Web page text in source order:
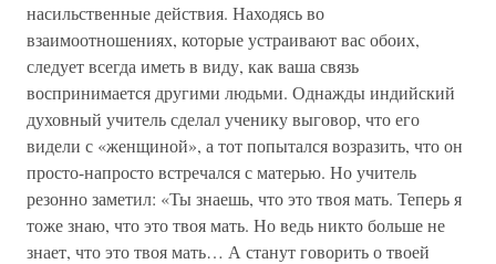
насильственные действия. Находясь во
взаимоотношениях, которые устраивают вас обоих,
следует всегда иметь в виду, как ваша связь
воспринимается другими людьми. Однажды индийский
духовный учитель сделал ученику выговор, что его
видели с «женщиной», а тот попытался возразить, что он
просто-напросто встречался с матерью. Но учитель
резонно заметил: «Ты знаешь, что это твоя мать. Теперь я
тоже знаю, что это твоя мать. Но ведь никто больше не
знает, что это твоя мать… А станут говорить о твоей